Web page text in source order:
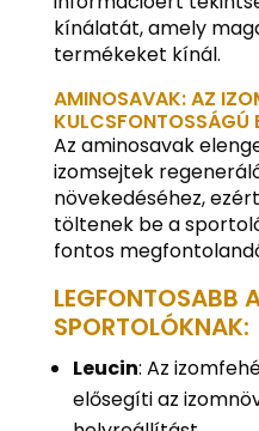
kínálatát, amely
termékeket kínál.
AMINOSAVAK: AZ
KULCSFONTOSSÁGÚ
Az aminosavak
izomsejtek
növekedéséhez,
töltenek be a
fontos
LEGFONTOSABB
SPORTOLÓKNAK:
Leucin: Az
elősegíti az